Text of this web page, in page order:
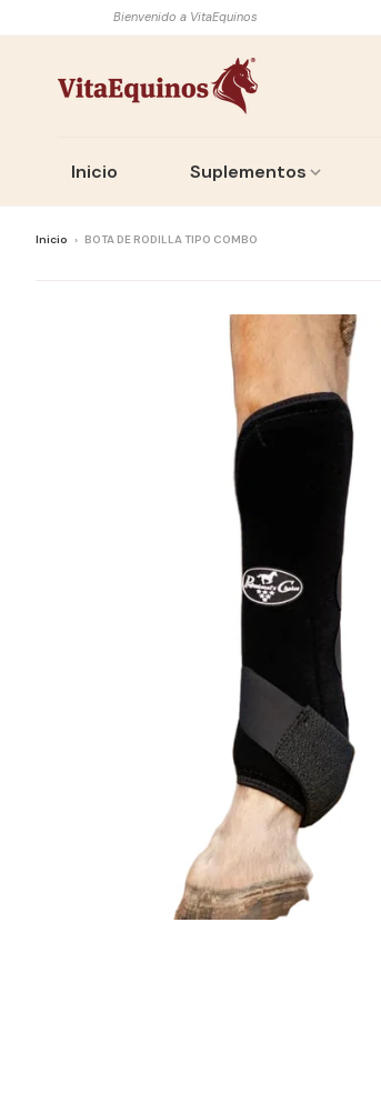
Bienvenido a VitaEquinos
Inicio Suplementos
Inicio › BOTA DE RODILLA TIPO COMBO